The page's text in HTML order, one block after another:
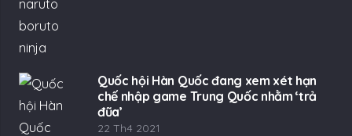
Quốc hội Hàn Quốc đang xem xét hạn
chế nhập game Trung Quốc nhằm ‘trả
đũa’
22 Th4 2021